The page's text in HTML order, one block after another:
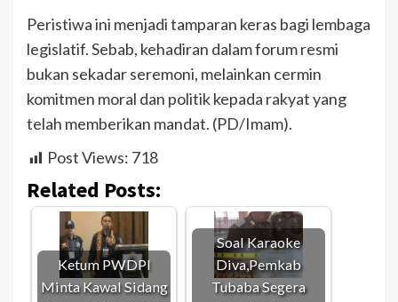
Peristiwa ini menjadi tamparan keras bagi lembaga
legislatif. Sebab, kehadiran dalam forum resmi
bukan sekadar seremoni, melainkan cermin
komitmen moral dan politik kepada rakyat yang
telah memberikan mandat. (PD/Imam).
Post Views: 718
Related Posts:
Ketum PWDPI
Minta Kawal Sidang
Soal Karaoke
Diva,Pemkab
Tubaba Segera